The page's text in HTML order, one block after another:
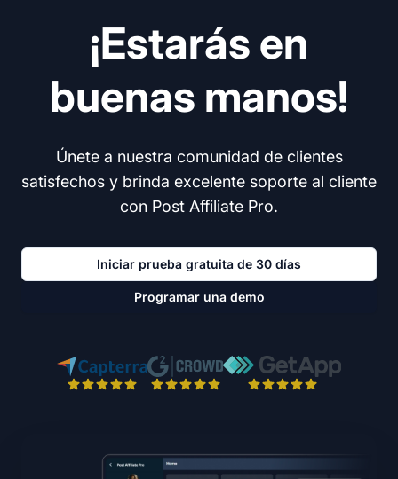
¡Estarás en
buenas manos!
Únete a nuestra comunidad de clientes
satisfechos y brinda excelente soporte al cliente
con Post Affiliate Pro.
Iniciar prueba gratuita de 30 días
Programar una demo